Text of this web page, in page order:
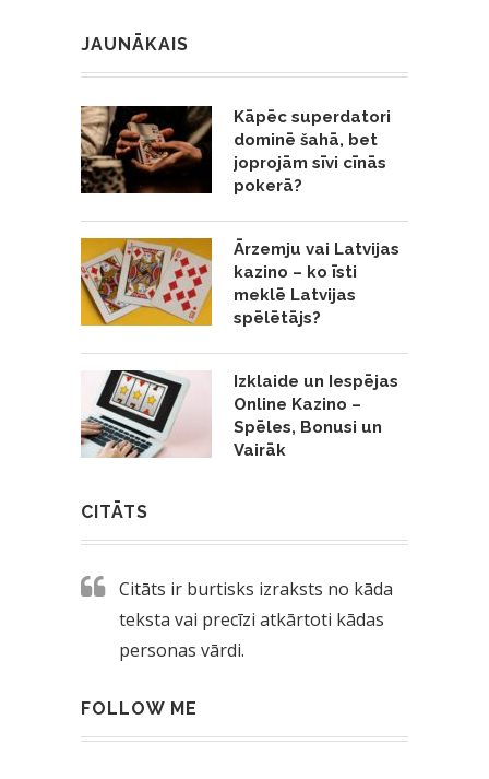
JAUNĀKAIS
Kāpēc superdatori
dominē šahā, bet
joprojām sīvi cīnās
pokerā?
Ārzemju vai Latvijas
kazino – ko īsti
meklē Latvijas
spēlētājs?
Izklaide un Iespējas
Online Kazino –
Spēles, Bonusi un
Vairāk
CITĀTS
Citāts ir burtisks izraksts no kāda
teksta vai precīzi atkārtoti kādas
personas vārdi.
FOLLOW ME